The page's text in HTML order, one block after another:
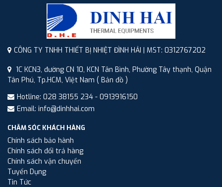
CÔNG TY TNHH THIẾT BỊ NHIỆT ĐÌNH HẢI | MST: 0312767202
1C KCN3, đường CN 10, KCN Tân Bình, Phường Tây thạnh, Quận
Tân Phú, Tp.HCM, Việt Nam ( Bản đồ )
Hotline: 028 38155 234 - 0913916150
Email: info@dinhhai.com
CHĂM SÓC KHÁCH HÀNG
Chính sách bảo hành
Chính sách đổi trả hàng
Chính sách vận chuyển
Tuyển Dụng
Tin Tức